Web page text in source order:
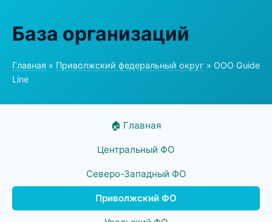
База организаций
Главная » Приволжский федеральный округ » ООО Guide
Line
🏠 Главная
Центральный ФО
Северо-Западный ФО
Приволжский ФО